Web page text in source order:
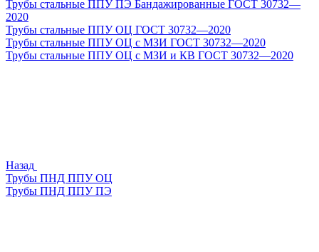
Трубы стальные ППУ ПЭ Бандажированные ГОСТ 30732—
2020
Трубы стальные ППУ ОЦ ГОСТ 30732—2020
Трубы стальные ППУ ОЦ с МЗИ ГОСТ 30732—2020
Трубы стальные ППУ ОЦ с МЗИ и КВ ГОСТ 30732—2020
Назад
Трубы ПНД ППУ ОЦ
Трубы ПНД ППУ ПЭ